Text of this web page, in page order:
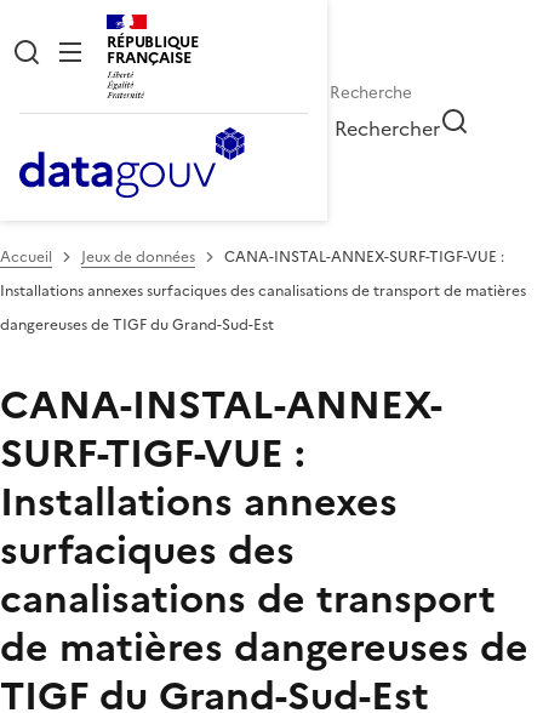
RÉPUBLIQUE
FRANÇAISE
Rechercher
Accueil Jeux de données
CANA-INSTAL-ANNEX-SURF-TIGF-VUE :
Installations annexes surfaciques des canalisations de transport de matières
dangereuses de TIGF du Grand-Sud-Est
CANA-INSTAL-ANNEX-
SURF-TIGF-VUE :
Installations annexes
surfaciques des
canalisations de transport
de matières dangereuses de
TIGF du Grand-Sud-Est